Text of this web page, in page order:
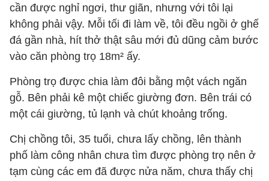
cần được nghỉ ngơi, thư giãn, nhưng với tôi lại
không phải vậy. Mỗi tối đi làm về, tôi đều ngồi ở ghế
đá gần nhà, hít thở thật sâu mới đủ dũng cảm bước
vào căn phòng trọ 18m² ấy.
Phòng trọ được chia làm đôi bằng một vách ngăn
gỗ. Bên phải kê một chiếc giường đơn. Bên trái có
một cái giường, tủ lạnh và chút khoảng trống.
Chị chồng tôi, 35 tuổi, chưa lấy chồng, lên thành
phố làm công nhân chưa tìm được phòng trọ nên ở
tạm cùng các em đã được nửa năm, chưa thấy chị